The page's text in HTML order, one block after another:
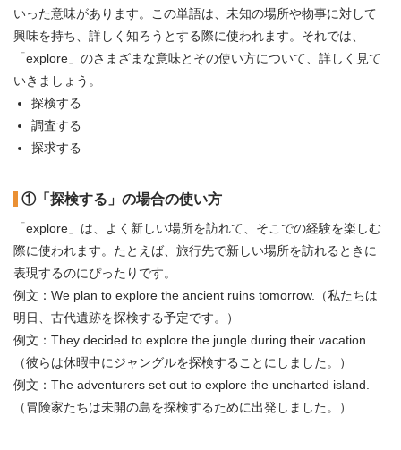
いった意味があります。この単語は、未知の場所や物事に対して
興味を持ち、詳しく知ろうとする際に使われます。それでは、
「explore」のさまざまな意味とその使い方について、詳しく見て
いきましょう。
探検する
調査する
探求する
①「探検する」の場合の使い方
「explore」は、よく新しい場所を訪れて、そこでの経験を楽しむ
際に使われます。たとえば、旅行先で新しい場所を訪れるときに
表現するのにぴったりです。
例文：We plan to explore the ancient ruins tomorrow.（私たちは
明日、古代遺跡を探検する予定です。）
例文：They decided to explore the jungle during their vacation.
（彼らは休暇中にジャングルを探検することにしました。）
例文：The adventurers set out to explore the uncharted island.
（冒険家たちは未開の島を探検するために出発しました。）